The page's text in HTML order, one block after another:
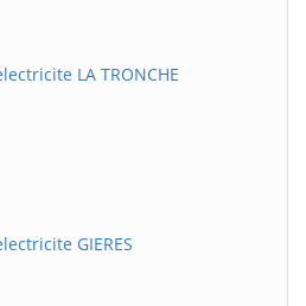
LA TRONCHE
GIERES